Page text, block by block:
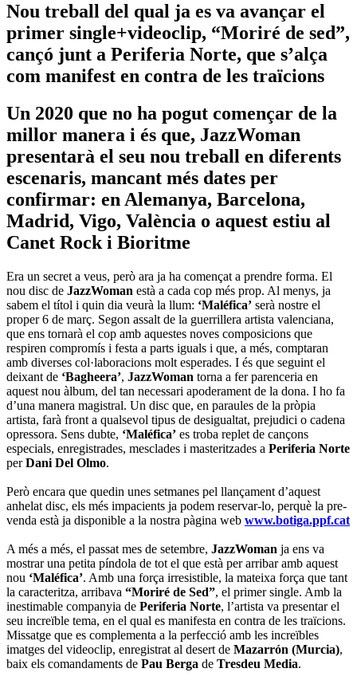
Nou treball del qual ja es va avançar el
primer single+videoclip, “Moriré de sed”,
cançó junt a Periferia Norte, que s’alça
com manifest en contra de les traïcions
Un 2020 que no ha pogut començar de la
millor manera i és que, JazzWoman
presentarà el seu nou treball en diferents
escenaris, mancant més dates per
confirmar: en Alemanya, Barcelona,
Madrid, Vigo, València o aquest estiu al
Canet Rock i Bioritme
Era un secret a veus, però ara ja ha començat a prendre forma. El
nou disc de JazzWoman està a cada cop més prop. Al menys, ja
sabem el títol i quin dia veurà la llum: ‘Maléfica’ serà nostre el
proper 6 de març. Segon assalt de la guerrillera artista valenciana,
que ens tornarà el cop amb aquestes noves composicions que
respiren compromís i festa a parts iguals i que, a més, comptaran
amb diverses col·laboracions molt esperades. I és que seguint el
deixant de ‘Bagheera’, JazzWoman torna a fer parenceria en
aquest nou àlbum, del tan necessari apoderament de la dona. I ho fa
d’una manera magistral. Un disc que, en paraules de la pròpia
artista, farà front a qualsevol tipus de desigualtat, prejudici o cadena
opressora. Sens dubte, ‘Maléfica’ es troba replet de cançons
especials, enregistrades, mesclades i masteritzades a Periferia Norte
perDani Del Olmo.
Però encara que quedin unes setmanes pel llançament d’aquest
anhelat disc, els més impacients ja podem reservar-lo, perquè la pre-
venda està ja disponible a la nostra pàgina web www.botiga.ppf.cat
A més a més, el passat mes de setembre, JazzWoman ja ens va
mostrar una petita píndola de tot el que està per arribar amb aquest
nou ‘Maléfica’. Amb una força irresistible, la mateixa força que tant
la caracteritza, arribava “Moriré de Sed”, el primer single. Amb la
inestimable companyia de Periferia Norte, l’artista va presentar el
seu increïble tema, en el qual es manifesta en contra de les traïcions.
Missatge que es complementa a la perfecció amb les increïbles
imatges del videoclip, enregistrat al desert de Mazarrón (Murcia),
baix els comandaments de Pau Berga de Tresdeu Media.